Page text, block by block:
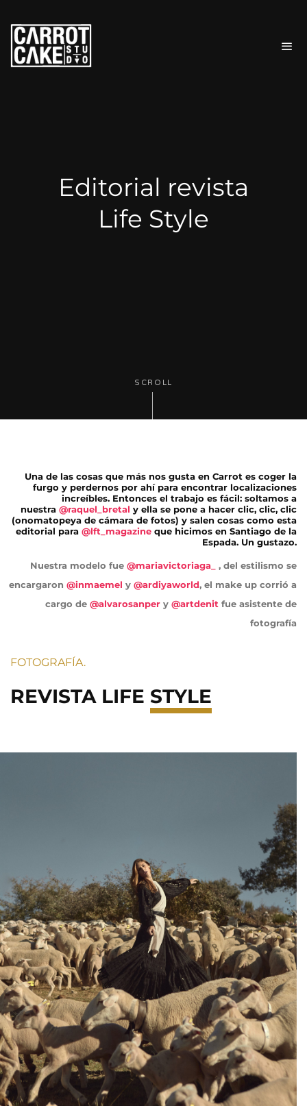
Editorial revista
Life Style
SCROLL
Una de las cosas que más nos gusta en Carrot es coger la
furgo y perdernos por ahí para encontrar localizaciones
increíbles. Entonces el trabajo es fácil: soltamos a
nuestra @raquel_bretal y ella se pone a hacer clic, clic, clic
(onomatopeya de cámara de fotos) y salen cosas como esta
editorial para @lft_magazine que hicimos en Santiago de la
Espada. Un gustazo.
Nuestra modelo fue @mariavictoriaga_
, del estilismo se
encargaron @inmaemel y @ardiyaworld, el make up corrió a
cargo de @alvarosanper y @artdenit fue asistente de
fotografía
FOTOGRAFÍA.
REVISTA LIFE STYLE